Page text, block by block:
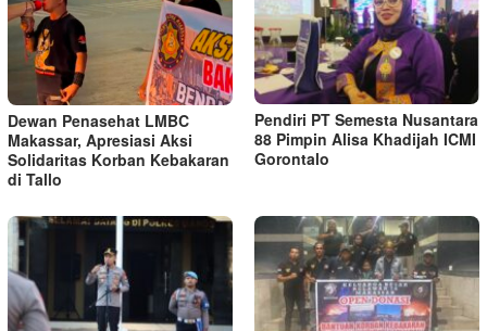
Dewan Penasehat LMBC
Makassar, Apresiasi Aksi
Solidaritas Korban Kebakaran
di Tallo
Pendiri PT Semesta Nusantara
88 Pimpin Alisa Khadijah ICMI
Gorontalo